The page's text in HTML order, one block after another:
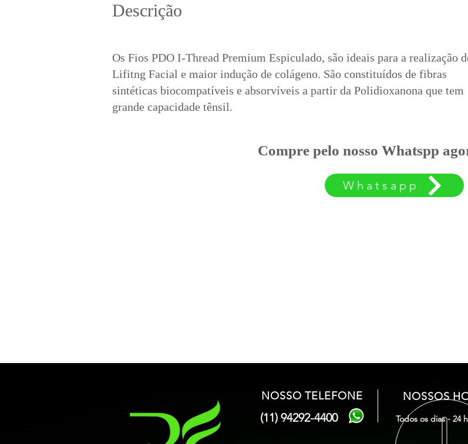
​Descrição
Os Fios PDO I-Thread Premium Espiculado, são ideais para a realização
Lifitng Facial e maior indução de colágeno. São constituídos de fibras
sintéticas biocompatíveis e absorvíveis a partir da Polidioxanona que tem
grande capacidade tênsil.
Compre pelo nosso Whatspp
Whatsapp
NOSSO TELEFONE
(11) 94292-4400
NOSSOS
Todos os dias - 24